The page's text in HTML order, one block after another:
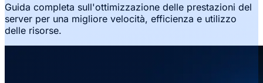
Guida completa sull'ottimizzazione delle prestazioni del
server per una migliore velocità, efficienza e utilizzo
delle risorse.